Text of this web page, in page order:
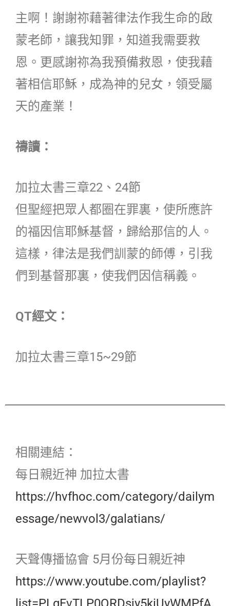
主啊！謝謝祢藉著律法作我生命的啟
蒙老師，讓我知罪，知道我需要救
恩。更感謝祢為我預備救恩，使我藉
著相信耶穌，成為神的兒女，領受屬
天的產業！
禱讀：
加拉太書三章22、24節
但聖經把眾人都圈在罪裏，使所應許
的福因信耶穌基督，歸給那信的人。
這樣，律法是我們訓蒙的師傅，引我
們到基督那裏，使我們因信稱義。
QT經文：
加拉太書三章15~29節
相關連結：
每日親近神 加拉太書
https://hvfhoc.com/category/dailym
essage/newvol3/galatians/
天聲傳播協會 5月份每日親近神
https://www.youtube.com/playlist?